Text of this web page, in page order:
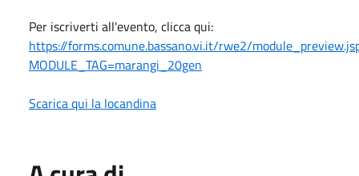
Per iscriverti all'evento, clicca qui:
https://forms.comune.bassano.vi.it/rwe2/
MODULE_TAG=marangi_20gen
Scarica qui la locandina